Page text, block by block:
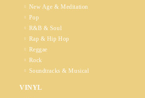
New Age & Meditation
Pop
R&B & Soul
Rap & Hip Hop
Reggae
Rock
Soundtracks & Musical
VINYL